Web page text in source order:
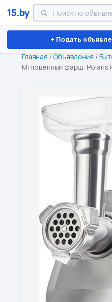
15.by
+ Подать
Минск Витебск
Главная /Объявления /
Мгновенный фарш: Polaris